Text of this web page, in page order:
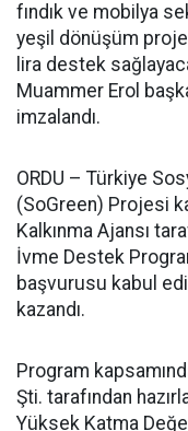
fındık ve mobilya
yeşil dönüşüm
lira destek
Muammer Erol
imzalandı.
ORDU – Türkiye
(SoGreen) Projesi
Kalkınma Ajansı
İvme Destek
başvurusu kabul
kazandı.
Program
Şti. tarafından
Yüksek Katma